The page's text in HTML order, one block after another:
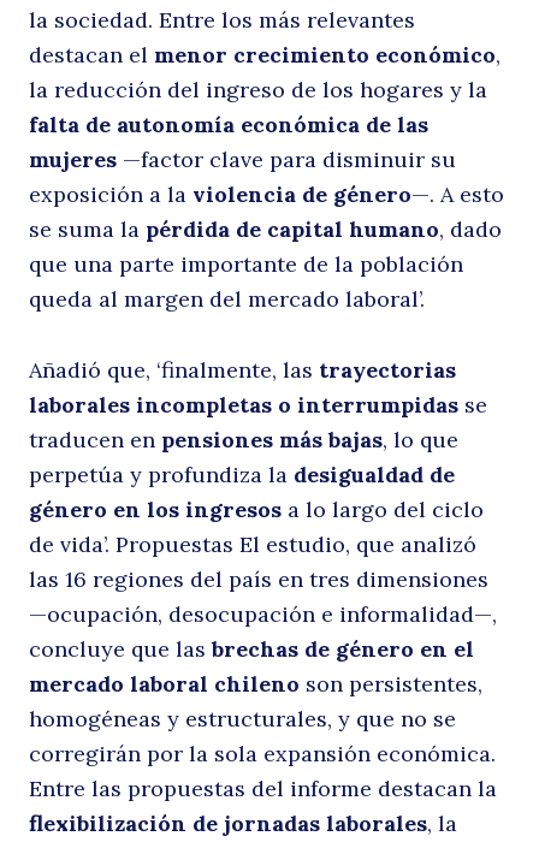
la sociedad. Entre los más relevantes
destacan el menor crecimiento económico,
la reducción del ingreso de los hogares y la
falta de autonomía económica de las
mujeres —factor clave para disminuir su
exposición a la violencia de género—. A esto
se suma la pérdida de capital humano, dado
que una parte importante de la población
queda al margen del mercado laboral’.
Añadió que, ‘finalmente, las trayectorias
laborales incompletas o interrumpidas se
traducen en pensiones más bajas, lo que
perpetúa y profundiza la desigualdad de
género en los ingresos a lo largo del ciclo
de vida’. Propuestas El estudio, que analizó
las 16 regiones del país en tres dimensiones
—ocupación, desocupación e informalidad—,
concluye que lasbrechas de género en el
mercado laboral chileno son persistentes,
homogéneas y estructurales, y que no se
corregirán por la sola expansión económica.
Entre las propuestas del informe destacan la
flexibilización de jornadas laborales, la